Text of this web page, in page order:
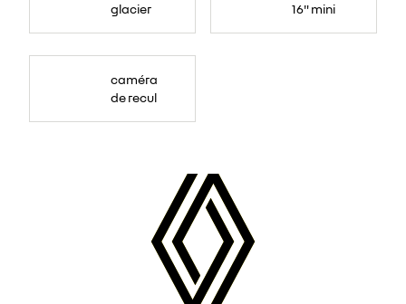
glacier
16" mini
caméra
de recul